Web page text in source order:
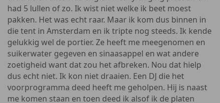
had 5 lullen of zo. Ik wist niet welke ik beet moest
pakken. Het was echt raar. Maar ik kom dus binnen in
die tent in Amsterdam en ik tripte nog steeds. Ik kende
gelukkig wel de portier. Ze heeft me meegenomen en
suikerwater gegeven en sinaasappel en wat andere
zoetigheid want dat zou het afbreken. Nou dat hielp
dus echt niet. Ik kon niet draaien. Een DJ die het
voorprogramma deed heeft me geholpen. Hij is naast
me komen staan en toen deed ik alsof ik de platen